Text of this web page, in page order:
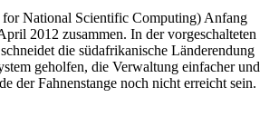
for National Scientific Computing) Anfang
2012 zusammen. In der vorgeschalteten
die südafrikanische Länderendung
geholfen, die Verwaltung einfacher und
der Fahnenstange noch nicht erreicht sein.